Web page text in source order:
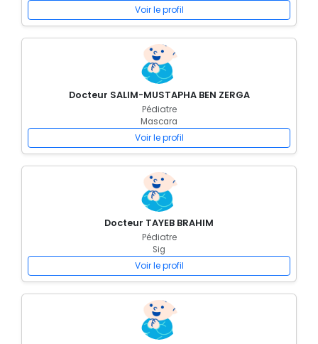
Voir le profil
Docteur SALIM-MUSTAPHA BEN ZERGA
Pédiatre
Mascara
Voir le profil
Docteur TAYEB BRAHIM
Pédiatre
Sig
Voir le profil